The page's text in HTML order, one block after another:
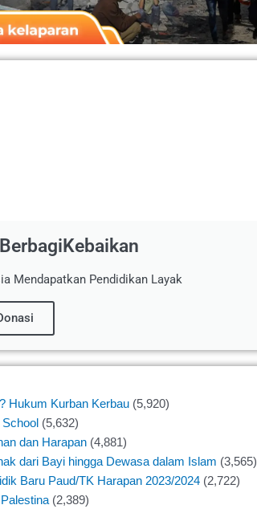
Mendapatkan Pendidikan Layak
Hukum Kurban Kerbau (5,920)
(5,632)
dan Harapan (4,881)
dari Bayi hingga Dewasa dalam Islam (3,565)
Baru Paud/TK Harapan 2023/2024 (2,722)
(2,389)